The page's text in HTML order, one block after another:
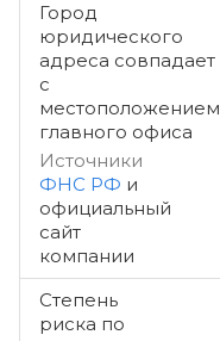
Город
юридического
адреса совпадает
с
местоположением
главного офиса
Источники
ФНС РФ и
официальный
сайт
компании
Степень
риска по